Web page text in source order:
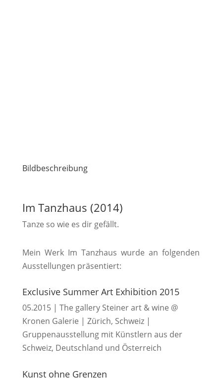
Bildbeschreibung
Im Tanzhaus (2014)
Tanze so wie es dir gefällt.
Mein Werk Im Tanzhaus wurde an folgenden
Ausstellungen präsentiert:
Exclusive Summer Art Exhibition 2015
05.2015 | The gallery Steiner art & wine @
Kronen Galerie | Zürich, Schweiz |
Gruppenausstellung mit Künstlern aus der
Schweiz, Deutschland und Österreich
Kunst ohne Grenzen